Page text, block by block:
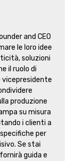
and CEO
le loro idee
soluzioni
il ruolo di
produzione
su misura
i clienti a
per
Se stai
guida e